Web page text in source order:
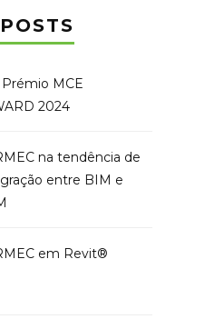
Prémio MCE
2024
na tendência de
entre BIM e
em Revit®